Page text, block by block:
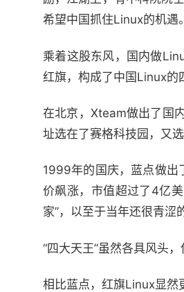
希望中国抓住Linux的机遇。
乘着这股东风，国内做
红旗，构成了中国Linux的
在北京，Xteam做出了国
址选在了赛格科技园，又
1999年的国庆，蓝点做出
价飙涨，市值超过了4亿
家”，以至于当年还很青涩
“四大天王”虽然各具风头
相比蓝点，红旗Linux显然